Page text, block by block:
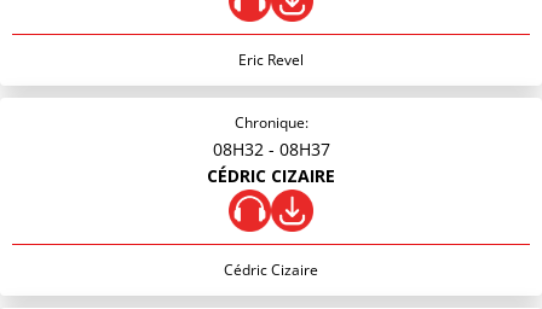
Eric Revel
Chronique:
08H32 - 08H37
CÉDRIC CIZAIRE
Cédric Cizaire